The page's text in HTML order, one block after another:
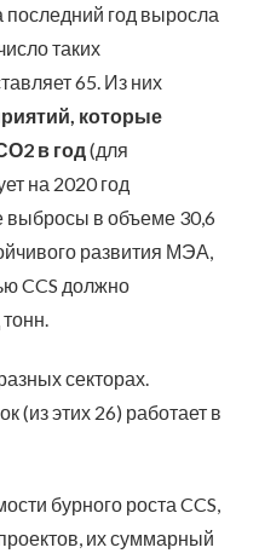
последний год выросла
таких
65. Из них
которые
в год (для
на 2020 год
выбросы в объеме 30,6
развития МЭА,
CCS должно
секторах.
(из этих 26) работает в
бурного роста CCS,
их суммарный